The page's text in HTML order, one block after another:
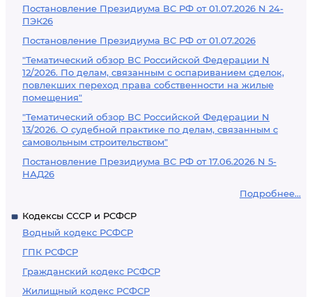
Постановление Президиума ВС РФ от 01.07.2026 N 24-
ПЭК26
Постановление Президиума ВС РФ от 01.07.2026
"Тематический обзор ВС Российской Федерации N
12/2026. По делам, связанным с оспариванием сделок,
повлекших переход права собственности на жилые
помещения"
"Тематический обзор ВС Российской Федерации N
13/2026. О судебной практике по делам, связанным с
самовольным строительством"
Постановление Президиума ВС РФ от 17.06.2026 N 5-
НАД26
Подробнее...
Кодексы СССР и РСФСР
Водный кодекс РСФСР
ГПК РСФСР
Гражданский кодекс РСФСР
Жилищный кодекс РСФСР